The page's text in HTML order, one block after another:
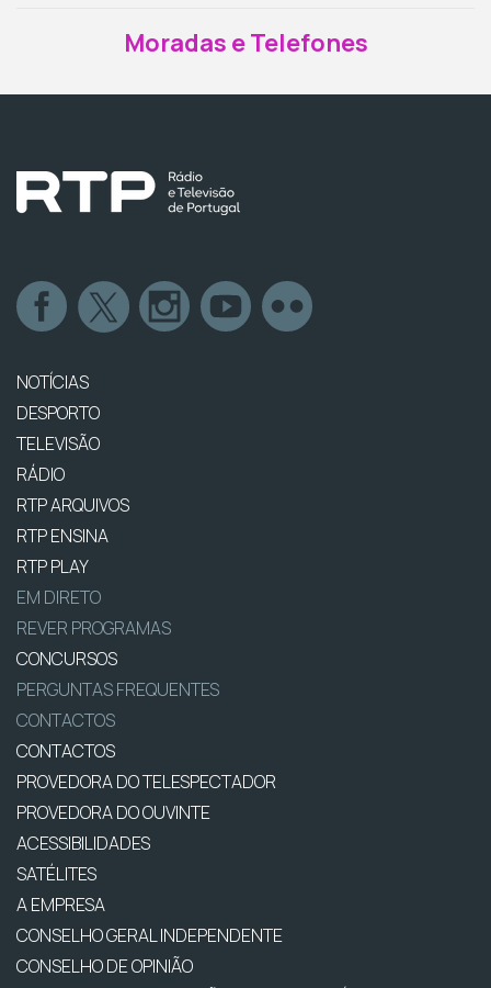
Moradas e Telefones
NOTÍCIAS
DESPORTO
TELEVISÃO
RÁDIO
RTP ARQUIVOS
RTP ENSINA
RTP PLAY
EM DIRETO
REVER PROGRAMAS
CONCURSOS
PERGUNTAS FREQUENTES
CONTACTOS
CONTACTOS
PROVEDORA DO TELESPECTADOR
PROVEDORA DO OUVINTE
ACESSIBILIDADES
SATÉLITES
A EMPRESA
CONSELHO GERAL INDEPENDENTE
CONSELHO DE OPINIÃO